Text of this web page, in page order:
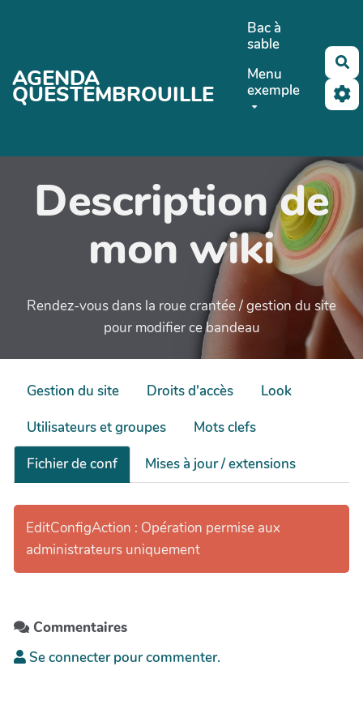
AGENDA
QUESTEMBROUILLE
Bac à
sable
Menu
exemple
Description de
mon wiki
Rendez-vous dans la roue crantée / gestion du site
pour modifier ce bandeau
Gestion du site Droits d'accès
Look
Utilisateurs et groupes
Mots clefs
Fichier de conf
Mises à jour / extensions
EditConfigAction : Opération permise aux
administrateurs uniquement
Commentaires
Se connecter pour commenter.